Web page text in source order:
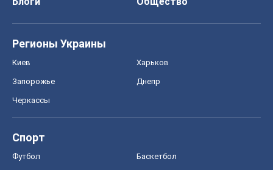
Регионы Украины
Киев Харьков
Запорожье Днепр
Черкассы
Спорт
Футбол Баскетбол